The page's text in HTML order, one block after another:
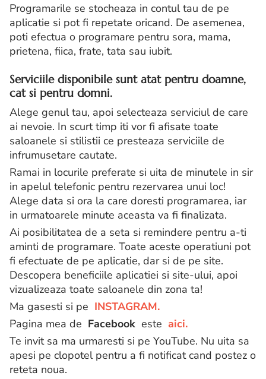
Programarile se stocheaza in contul tau de pe
aplicatie si pot fi repetate oricand. De asemenea,
poti efectua o programare pentru sora, mama,
prietena, fiica, frate, tata sau iubit.
Serviciile disponibile sunt atat pentru doamne,
cat si pentru domni.
Alege genul tau, apoi selecteaza serviciul de care
ai nevoie. In scurt timp iti vor fi afisate toate
saloanele si stilistii ce presteaza serviciile de
infrumusetare cautate.
Ramai in locurile preferate si uita de minutele in sir
in apelul telefonic pentru rezervarea unui loc!
Alege data si ora la care doresti programarea, iar
in urmatoarele minute aceasta va fi finalizata.
Ai posibilitatea de a seta si remindere pentru a-ti
aminti de programare. Toate aceste operatiuni pot
fi efectuate de pe aplicatie, dar si de pe site.
Descopera beneficiile aplicatiei si site-ului, apoi
vizualizeaza toate saloanele din zona ta!
Ma gasesti si pe INSTAGRAM.
Pagina mea de Facebook este aici.
Te invit sa ma urmaresti si pe YouTube. Nu uita sa
apesi pe clopotel pentru a fi notificat cand postez o
reteta noua.